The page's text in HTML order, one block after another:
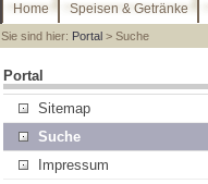
Home Speisen & Getränke
Sie sind hier: Portal > Suche
Portal
Sitemap
Suche
Impressum